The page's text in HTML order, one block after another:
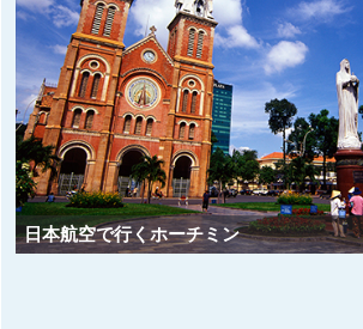
日本航空で行くホーチミン